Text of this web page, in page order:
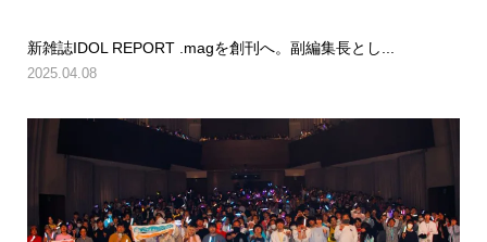
新雑誌IDOL REPORT .magを創刊へ。副編集長とし...
2025.04.08